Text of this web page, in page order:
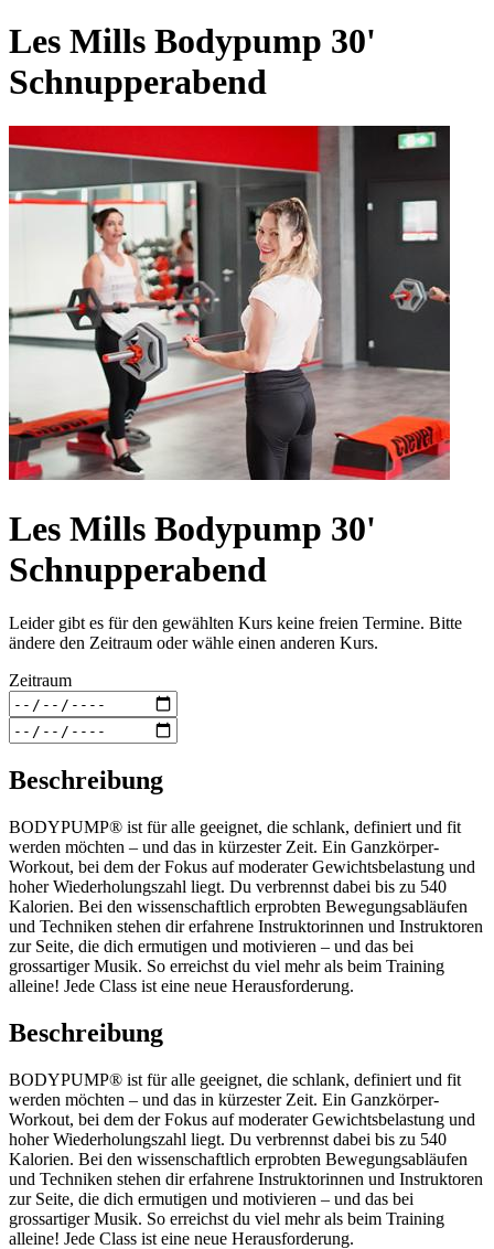
Les Mills Bodypump 30'
Schnupperabend
Les Mills Bodypump 30'
Schnupperabend
Leider gibt es für den gewählten Kurs keine freien Termine. Bitte
ändere den Zeitraum oder wähle einen anderen Kurs.
Zeitraum
Beschreibung
BODYPUMP® ist für alle geeignet, die schlank, definiert und fit
werden möchten – und das in kürzester Zeit. Ein Ganzkörper-
Workout, bei dem der Fokus auf moderater Gewichtsbelastung und
hoher Wiederholungszahl liegt. Du verbrennst dabei bis zu 540
Kalorien. Bei den wissenschaftlich erprobten Bewegungsabläufen
und Techniken stehen dir erfahrene Instruktorinnen und Instruktoren
zur Seite, die dich ermutigen und motivieren – und das bei
grossartiger Musik. So erreichst du viel mehr als beim Training
alleine! Jede Class ist eine neue Herausforderung.
Beschreibung
BODYPUMP® ist für alle geeignet, die schlank, definiert und fit
werden möchten – und das in kürzester Zeit. Ein Ganzkörper-
Workout, bei dem der Fokus auf moderater Gewichtsbelastung und
hoher Wiederholungszahl liegt. Du verbrennst dabei bis zu 540
Kalorien. Bei den wissenschaftlich erprobten Bewegungsabläufen
und Techniken stehen dir erfahrene Instruktorinnen und Instruktoren
zur Seite, die dich ermutigen und motivieren – und das bei
grossartiger Musik. So erreichst du viel mehr als beim Training
alleine! Jede Class ist eine neue Herausforderung.